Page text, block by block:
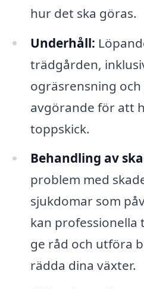
hur det ska göras.
Underhåll:
trädgården,
ogräsrensning
avgörande för att
toppskick.
Behandling av
problem med
sjukdomar som
kan
ge råd och utföra
rädda dina växter.